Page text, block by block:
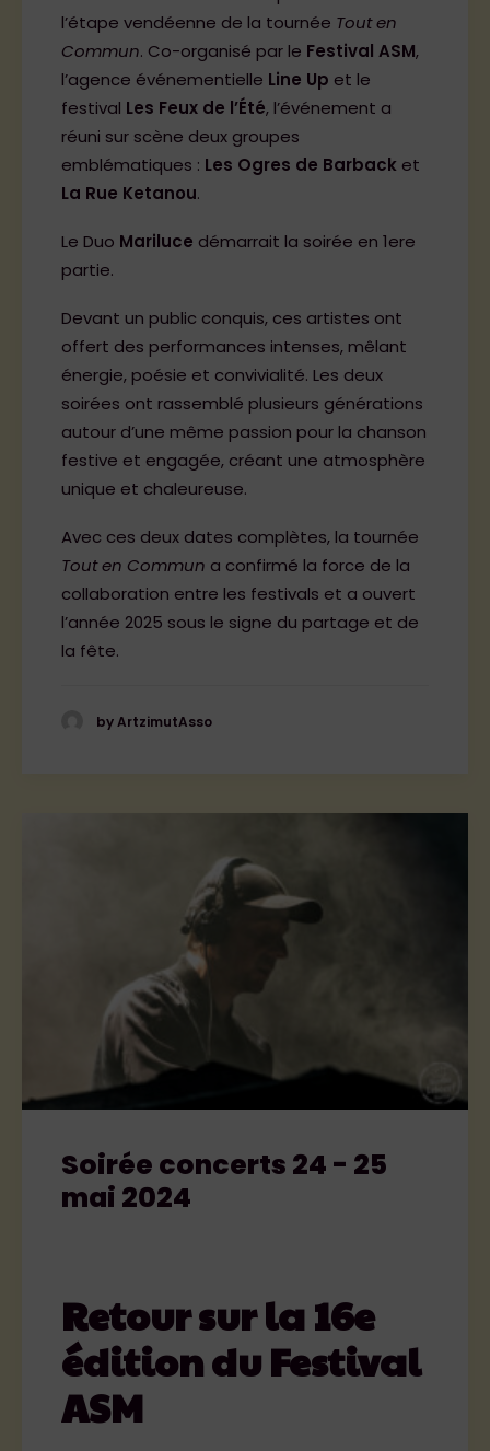
l’étape vendéenne de la tournée Tout en
Commun. Co-organisé par le Festival ASM,
l’agence événementielle Line Up et le
festival Les Feux de l’Été, l’événement a
réuni sur scène deux groupes
emblématiques : Les Ogres de Barback et
La Rue Ketanou.
Le Duo Mariluce démarrait la soirée en 1ere
partie.
Devant un public conquis, ces artistes ont
offert des performances intenses, mêlant
énergie, poésie et convivialité. Les deux
soirées ont rassemblé plusieurs générations
autour d’une même passion pour la chanson
festive et engagée, créant une atmosphère
unique et chaleureuse.
Avec ces deux dates complètes, la tournée
Tout en Commun a confirmé la force de la
collaboration entre les festivals et a ouvert
l’année 2025 sous le signe du partage et de
la fête.
by ArtzimutAsso
Soirée concerts 24 - 25
mai 2024
Retour sur la 16e
édition du Festival
ASM